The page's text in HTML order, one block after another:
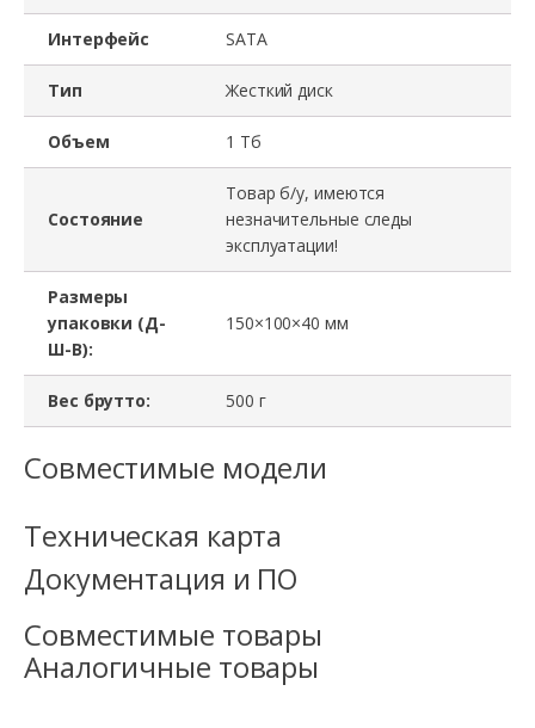
Интерфейс SATA
Тип Жесткий диск
Объем 1 Тб
Состояние
Товар б/у, имеются
незначительные следы
эксплуатации!
Размеры
упаковки (Д-
Ш-В):
150×100×40 мм
Вес брутто: 500 г
Совместимые модели
Техническая карта
Документация и ПО
Совместимые товары
Аналогичные товары